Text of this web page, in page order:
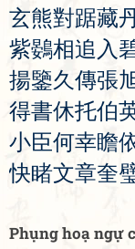
玄熊對踞藏
紫鷃相追 入
揚鑒久傳張
得書休托伯
小臣何幸瞻
快睹文章奎
Phụng hoạ ngự